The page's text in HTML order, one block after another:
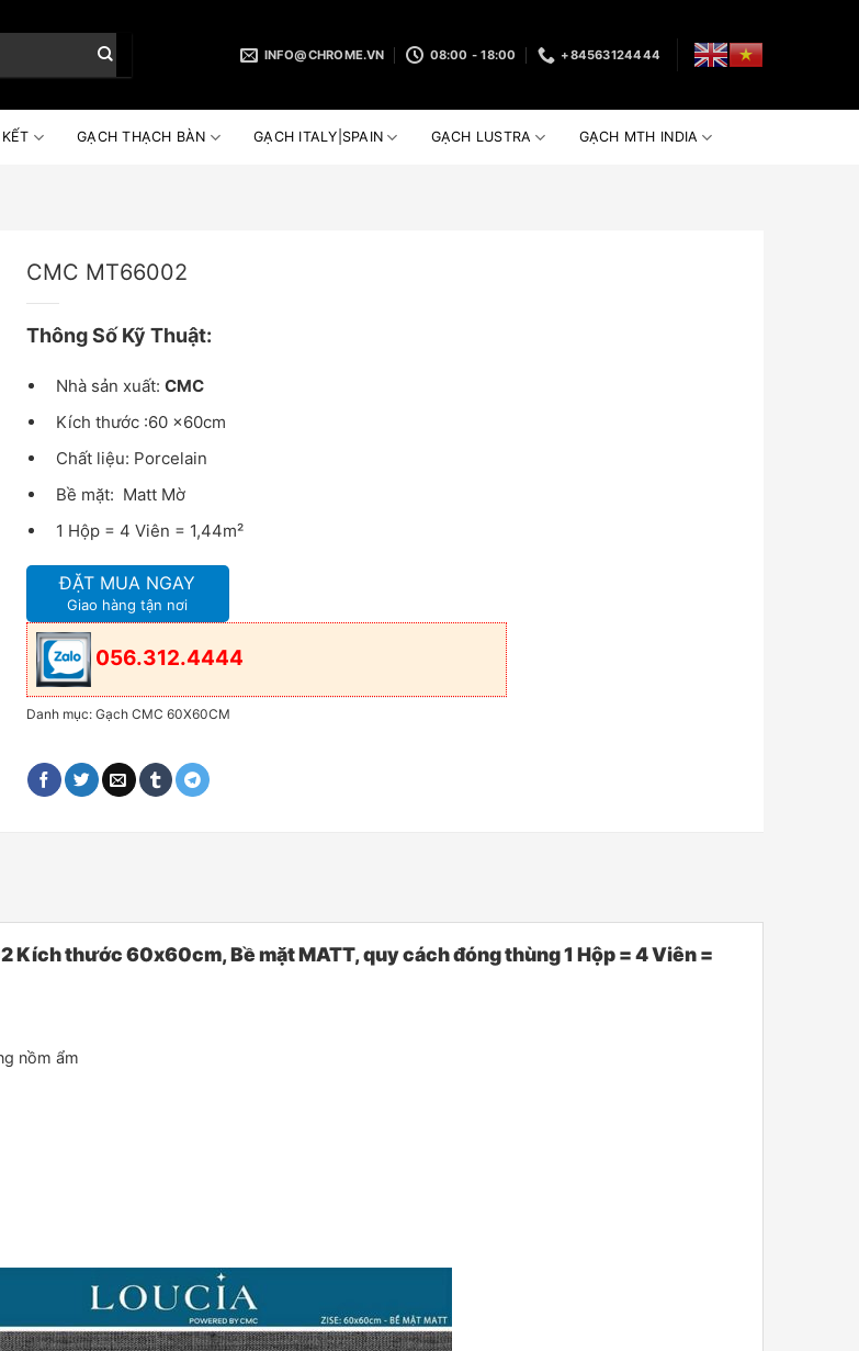
INFO@CHROME.VN 08:00 - 18:00 +84563124444
GẠCH THẠCH BÀN GẠCH ITALY|SPAIN GẠCH LUSTRA GẠCH MTH INDIA
CMC MT66002
Thông Số Kỹ Thuật:
Nhà sản xuất: CMC
Kích thước :60 x60cm
Chất liệu: Porcelain
Bề mặt: Matt Mờ
1 Hộp = 4 Viên = 1,44m²
ĐẶT MUA NGAY
Giao hàng tận nơi
056.312.4444
Danh mục: Gạch CMC 60X60CM
Kích thước 60x60cm, Bề mặt MATT, quy cách đóng thùng 1 Hộp = 4 Viên =
nồm ẩm